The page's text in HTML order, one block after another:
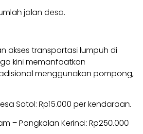
jalan desa.
akses transportasi lumpuh di
kini memanfaatkan
menggunakan pompong,
Sotol: Rp15.000 per kendaraan.
– Pangkalan Kerinci: Rp250.000